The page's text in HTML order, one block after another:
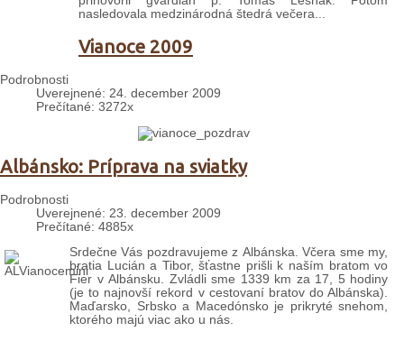
nasledovala medzinárodná štedrá večera...
Vianoce 2009
Podrobnosti
Uverejnené: 24. december 2009
Prečítané: 3272x
Albánsko: Príprava na sviatky
Podrobnosti
Uverejnené: 23. december 2009
Prečítané: 4885x
Srdečne Vás pozdravujeme z Albánska. Včera sme my,
bratia Lucián a Tibor, šťastne prišli k naším bratom vo
Fier v Albánsku. Zvládli sme 1339 km za 17, 5 hodiny
(je to najnovší rekord v cestovaní bratov do Albánska).
Maďarsko, Srbsko a Macedónsko je prikryté snehom,
ktorého majú viac ako u nás.